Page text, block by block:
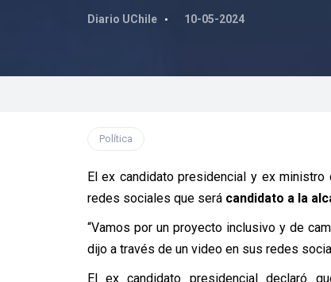
Diario UChile 10-05-2024
Política
El ex candidato presidencial y ex ministro
redes sociales que será candidato a la
“Vamos por un proyecto inclusivo y de
dijo a través de un video en sus redes
El ex candidato presidencial declaró